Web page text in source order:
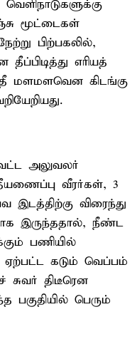
மூட்டைகள்
பிற்பகலில்,
தீப்பிடித்து எரியத்
மளமளவென கிடங்கு
அலுவலர்
வீரர்கள், 3
விரைந்து
இருந்ததால், நீண்ட
பணியில்
கடும் வெப்பம்
சுவர் திடீரென
பகுதியில் பெரும்